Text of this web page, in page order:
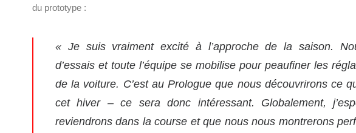
du prototype :
« Je suis vraiment excité à l’approche de la saison.
d’essais et toute l’équipe se mobilise pour peaufiner les
de la voiture. C’est au Prologue que nous découvrirons ce
cet hiver – ce sera donc intéressant. Globalement,
reviendrons dans la course et que nous nous montrerons